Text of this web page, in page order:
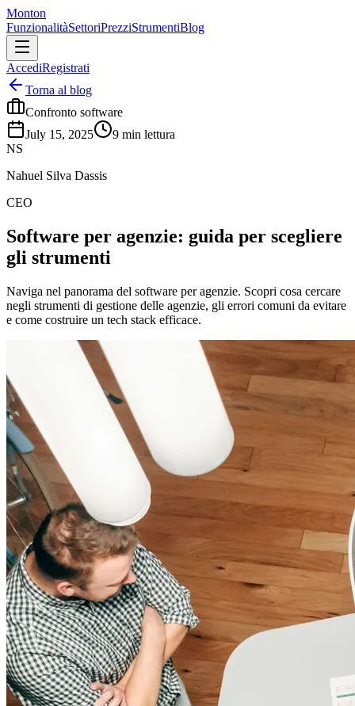
Monton
FunzionalitàSettoriPrezziStrumentiBlog
AccediRegistrati
Torna al blog
Confronto software
July 15, 2025
9 min lettura
NS
Nahuel Silva Dassis
CEO
Software per agenzie: guida per scegliere
gli strumenti
Naviga nel panorama del software per agenzie. Scopri cosa cercare
negli strumenti di gestione delle agenzie, gli errori comuni da evitare
e come costruire un tech stack efficace.